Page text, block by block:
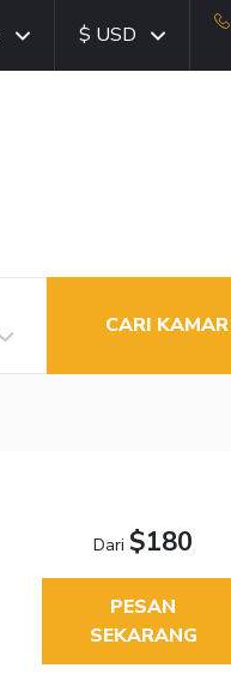
$ USD
CARI KAMAR
Dari$180
PESAN
SEKARANG